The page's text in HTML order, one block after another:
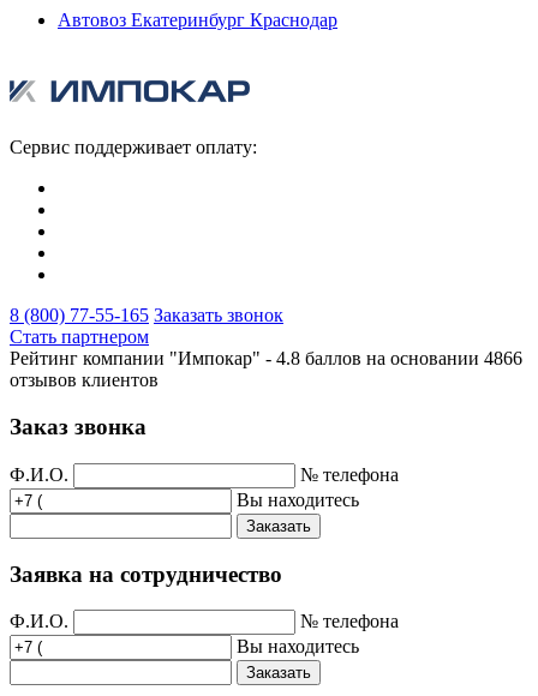
Автовоз Екатеринбург Краснодар
Сервис поддерживает оплату:
8 (800) 77-55-165 Заказать звонок
Стать партнером
Рейтинг компании "Импокар" - 4.8 баллов на основании 4866
отзывов клиентов
Заказ звонка
Ф.И.О.
№ телефона
Вы находитесь
Заказать
Заявка на сотрудничество
Ф.И.О.
№ телефона
Вы находитесь
Заказать